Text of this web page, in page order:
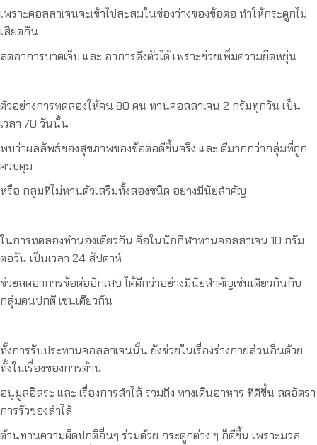
เพราะคอลลาเจนจะเข้าไปสะสมในช่องว่างของข้อต่อ ทำให้กระดูกไม่
เสียดกัน
ลดอาการบาดเจ็บ และ อาการตึงตัวได้ เพราะช่วยเพิ่มความยืดหยุ่น
ตัวอย่างการทดลองให้คน 80 คน ทานคอลลาเจน 2 กรัมทุกวัน เป็น
เวลา 70 วันนั้น
พบว่าผลลัพธ์ของสุขภาพของข้อต่อดีขึ้นจริง และ ดีมากกว่ากลุ่มที่ถูก
ควบคุม
หรือ กลุ่มที่ไม่ทานตัวเสริมทั้งสองชนิด อย่างมีนัยสำคัญ
ในการทดลองทำนองเดียวกัน คือในนักกีฬาทานคอลลาเจน 10 กรัม
ต่อวัน เป็นเวลา 24 สัปดาห์
ช่วยลดอาการข้อต่ออักเสบ ได้ดีกว่าอย่างมีนัยสำคัญเช่นเดียวกันกับ
กลุ่มคนปกติ เช่นเดียวกัน
ทั้งการรับประทานคอลลาเจนนั้น ยังช่วยในเรื่องร่างกายส่วนอื่นด้วย
ทั้งในเรื่องของการต้าน
อนุมูลอิสระ และ เรื่องการสำไส้ รวมถึง ทางเดินอาหาร ที่ดีขึ้น ลดอัตรา
การรั่วของลำไส้
ต้านทานความผิดปกติอื่นๆ ร่วมด้วย กระดูกต่าง ๆ ก็ดีขึ้น เพราะมวล